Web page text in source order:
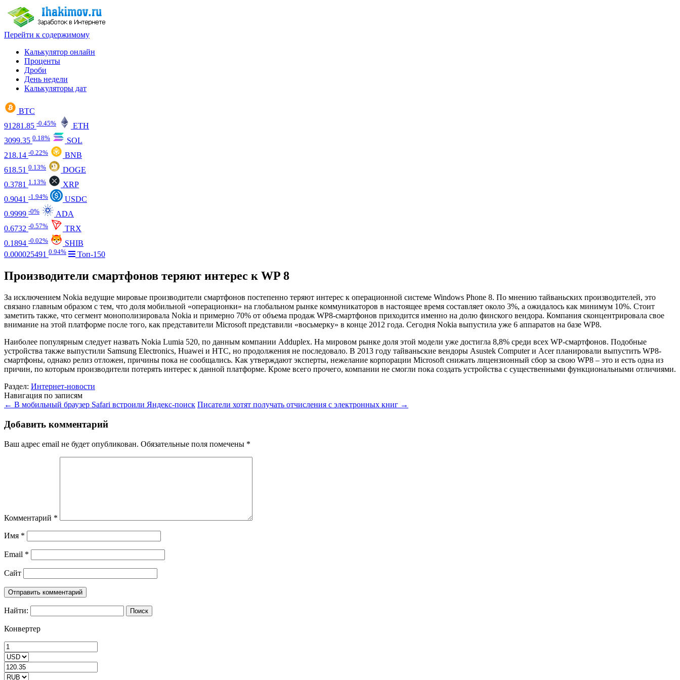
Перейти к содержимому
Калькулятор онлайн
Проценты
Дроби
День недели
Калькуляторы дат
BTC
91281.85 -0.45%
ETH
3099.35 0.18%
SOL
218.14 -0.22%
BNB
618.51 0.13%
DOGE
0.3781 1.13%
XRP
0.9041 -1.94%
USDC
0.9999 -0%
ADA
0.6732 -0.57%
TRX
0.1894 -0.02%
SHIB
0.000025491 0.94% Топ-150
Производители смартфонов теряют интерес к WP 8
За исключением Nokia ведущие мировые производители смартфонов постепенно теряют интерес к операционной системе Windows Phone 8. По мнению тайваньских производителей, это
связано главным образом с тем, что доля мобильной «операционки» на глобальном рынке коммуникаторов в настоящее время составляет около 3%, а ожидалось как минимум 10%. Стоит
заметить также, что сегмент монополизировала Nokia и примерно 70% от объема продаж WP8-смартфонов приходится именно на долю финского вендора. Компания сконцентрировала свое
внимание на этой платформе после того, как представители Microsoft представили «восьмерку» в конце 2012 года. Сегодня Nokia выпустила уже 6 аппаратов на базе WP8.
Наиболее популярным следует назвать Nokia Lumia 520, по данным компании Adduplex. На мировом рынке доля этой модели уже достигла 8,8% среди всех WP-смартфонов. Подобные
устройства также выпустили Samsung Electronics, Huawei и HTC, но продолжения не последовало. В 2013 году тайваньские вендоры Asustek Computer и Acer планировали выпустить WP8-
смартфоны, однако релиз отложен, причины пока не сообщались. Как утверждают эксперты, нежелание корпорации Microsoft снижать лицензионный сбор за свою WP8 – это и есть одна из
причин, по которым производители потерять интерес к данной платформе. Кроме всего прочего, компании не смогли пока создать устройства с существенными функциональными отличиями.
Раздел: Интернет-новости
Навигация по записям
← В мобильный браузер Safari встроили Яндекс-поиск Писатели хотят получать отчисления с электронных книг →
Добавить комментарий
Ваш адрес email не будет опубликован. Обязательные поля помечены *
Комментарий *
Имя *
Email *
Сайт
Найти:
Конвертер